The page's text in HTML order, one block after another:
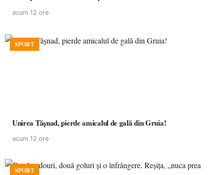
acum 12 ore
SPORT
Unirea Tășnad, pierde amicalul de gală din Gruia!
acum 12 ore
SPORT